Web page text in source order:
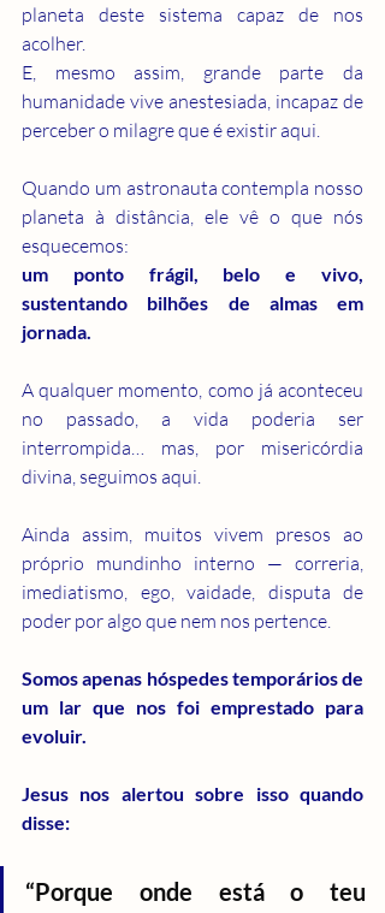
planeta deste sistema capaz de nos
acolher.
E, mesmo assim, grande parte da
humanidade vive anestesiada, incapaz de
perceber o milagre que é existir aqui.
Quando um astronauta contempla nosso
planeta à distância, ele vê o que nós
esquecemos:
um ponto frágil, belo e vivo,
sustentando bilhões de almas em
jornada.
A qualquer momento, como já aconteceu
no passado, a vida poderia ser
interrompida… mas, por misericórdia
divina, seguimos aqui.
Ainda assim, muitos vivem presos ao
próprio mundinho interno — correria,
imediatismo, ego, vaidade, disputa de
poder por algo que nem nos pertence.
Somos apenas hóspedes temporários de
um lar que nos foi emprestado para
evoluir.
Jesus nos alertou sobre isso quando
disse:
“Porque onde está o teu